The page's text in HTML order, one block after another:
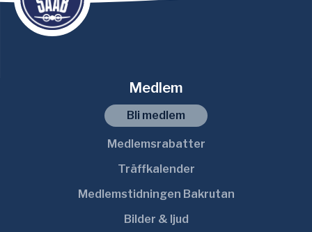
Medlem
Bli medlem
Medlemsrabatter
Träffkalender
Medlemstidningen Bakrutan
Bilder & ljud